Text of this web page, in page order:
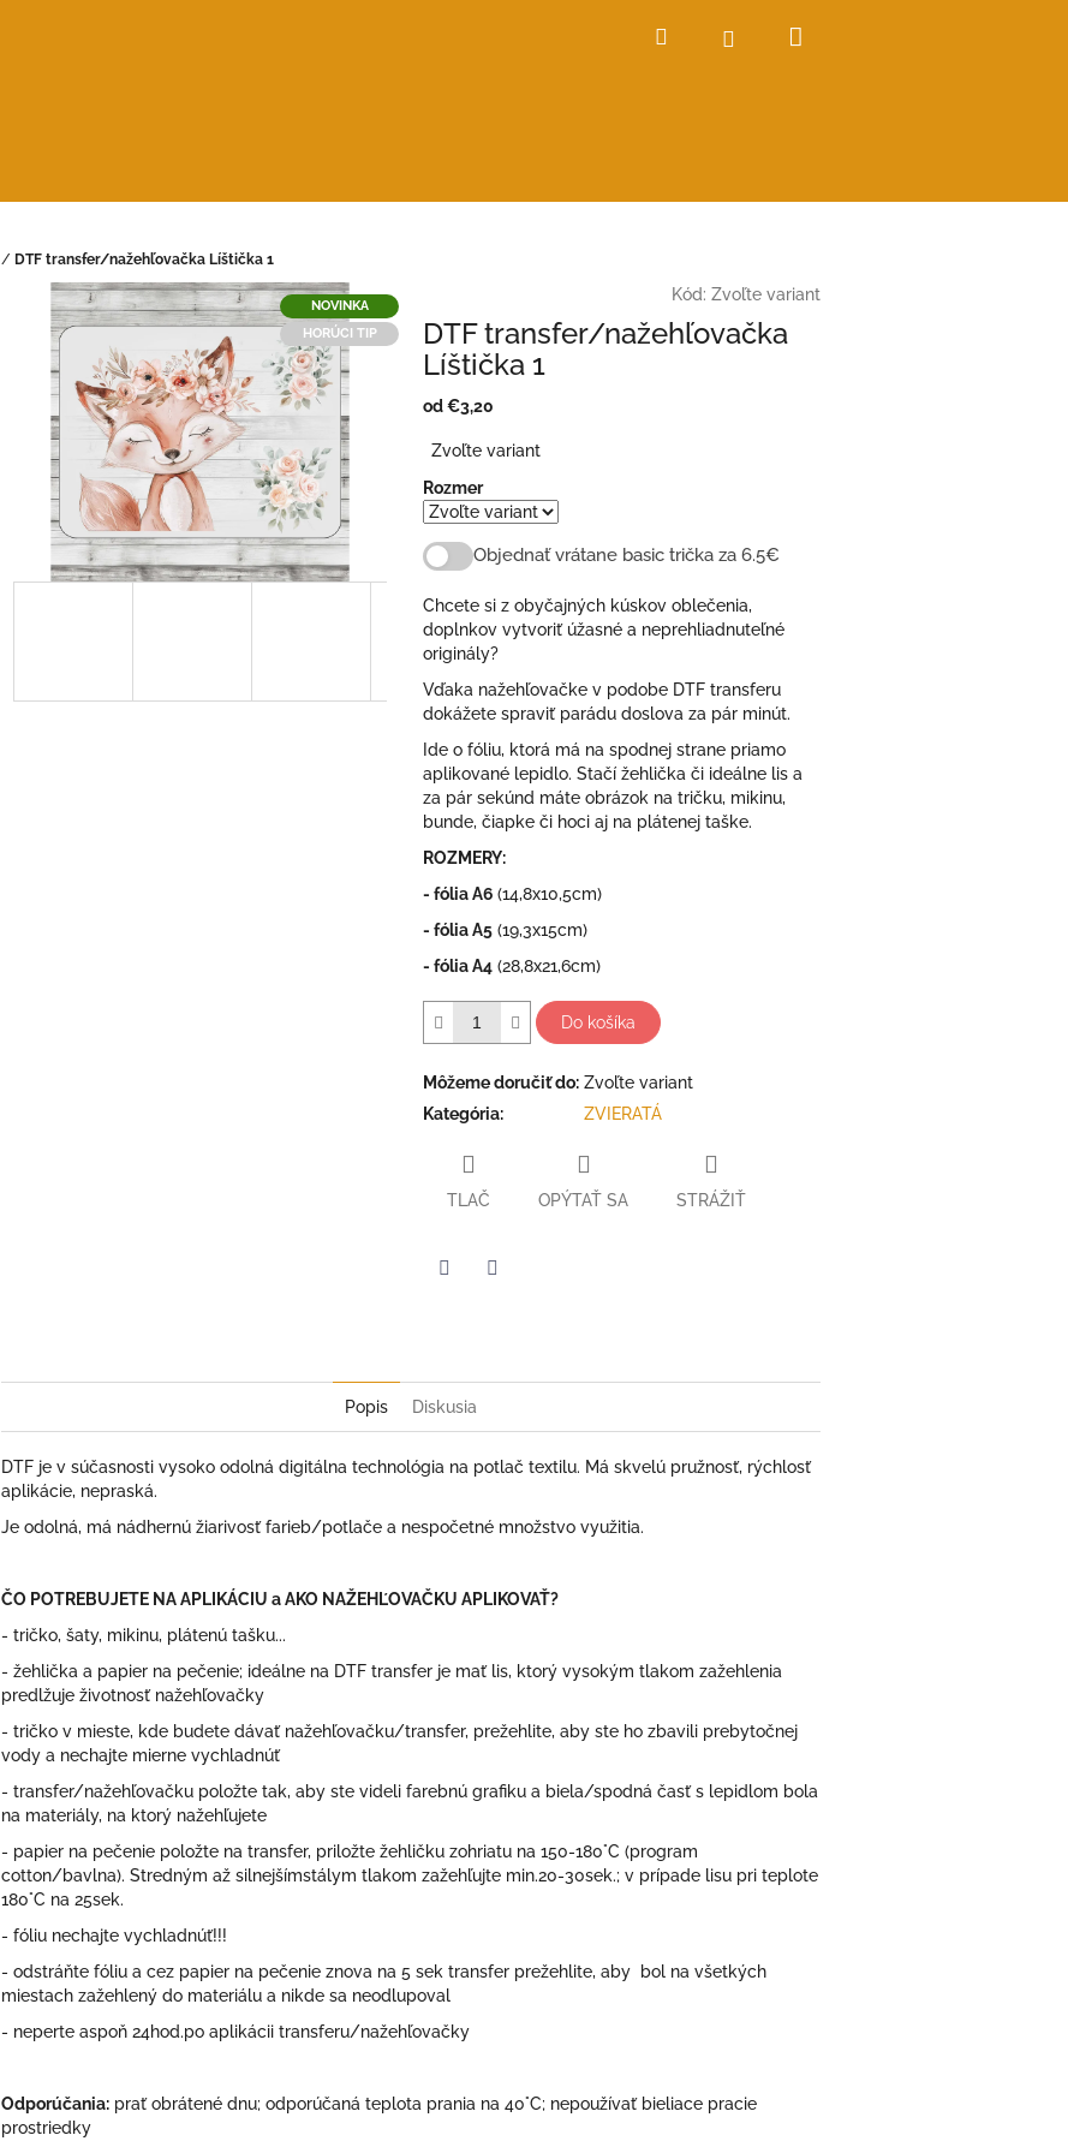
Hľadať Prihlásenie
/ DTF transfer/nažehľovačka Líštička 1
NOVINKA
HORÚCI TIP
Kód: Zvoľte variant
DTF transfer/nažehľovačka
Líštička 1
od€3,20
cena:
Zvoľte variant
Rozmer
Objednať vrátane basic trička za 6.5€
Chcete si z obyčajných kúskov oblečenia,
doplnkov vytvoriť úžasné a neprehliadnuteľné
originály?
Vďaka nažehľovačke v podobe DTF transferu
dokážete spraviť parádu doslova za pár minút.
Ide o fóliu, ktorá má na spodnej strane priamo
aplikované lepidlo. Stačí žehlička či ideálne lis a
za pár sekúnd máte obrázok na tričku, mikinu,
bunde, čiapke či hoci aj na plátenej taške.
ROZMERY:
- fólia A6 (14,8x10,5cm)
- fólia A5 (19,3x15cm)
- fólia A4 (28,8x21,6cm)
Do košíka
Môžeme doručiť do: Zvoľte variant
Kategória: ZVIERATÁ
TLAČ OPÝTAŤ SA STRÁŽIŤ
Popis Diskusia
DTF je v súčasnosti vysoko odolná digitálna technológia na potlač textilu. Má skvelú pružnosť, rýchlosť
aplikácie, nepraská.
Je odolná, má nádhernú žiarivosť farieb/potlače a nespočetné množstvo využitia.
ČO POTREBUJETE NA APLIKÁCIU a AKO NAŽEHĽOVAČKU APLIKOVAŤ?
- tričko, šaty, mikinu, plátenú tašku...
- žehlička a papier na pečenie; ideálne na DTF transfer je mať lis, ktorý vysokým tlakom zažehlenia
predlžuje životnosť nažehľovačky
- tričko v mieste, kde budete dávať nažehľovačku/transfer, prežehlite, aby ste ho zbavili prebytočnej
vody a nechajte mierne vychladnúť
- transfer/nažehľovačku položte tak, aby ste videli farebnú grafiku a biela/spodná časť s lepidlom bola
na materiály, na ktorý nažehľujete
- papier na pečenie položte na transfer, priložte žehličku zohriatu na 150-180°C (program
cotton/bavlna). Stredným až silnejšímstálym tlakom zažehľujte min.20-30sek.; v prípade lisu pri teplote
180°C na 25sek.
- fóliu nechajte vychladnúť!!!
- odstráňte fóliu a cez papier na pečenie znova na 5 sek transfer prežehlite, aby bol na všetkých
miestach zažehlený do materiálu a nikde sa neodlupoval
- neperte aspoň 24hod.po aplikácii transferu/nažehľovačky
Odporúčania: prať obrátené dnu; odporúčaná teplota prania na 40°C; nepoužívať bieliace pracie
prostriedky